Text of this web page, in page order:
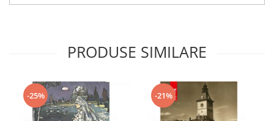
PRODUSE SIMILARE
-25% -21%